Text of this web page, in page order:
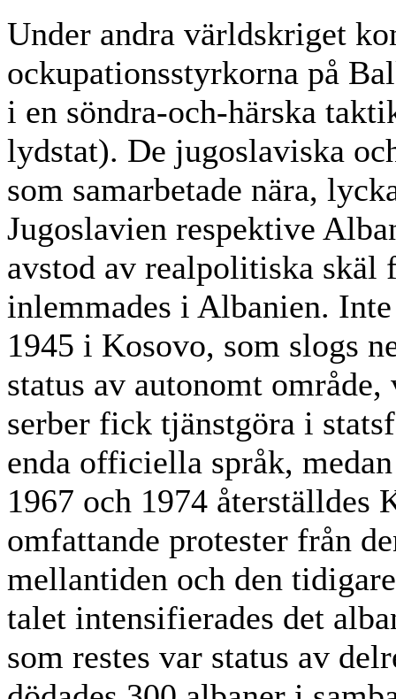
Under andra världskriget
ockupationsstyrkorna på
i en söndra-och-härska
lydstat). De jugoslaviska
som samarbetade nära,
Jugoslavien respektive
avstod av realpolitiska skäl
inlemmades i Albanien.
1945 i Kosovo, som slogs
status av autonomt
serber fick tjänstgöra i
enda officiella språk,
1967 och 1974 återställdes
omfattande protester från
mellantiden och den
talet intensifierades det
som restes var status av